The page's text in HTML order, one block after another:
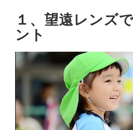
１、望遠レンズ
ント